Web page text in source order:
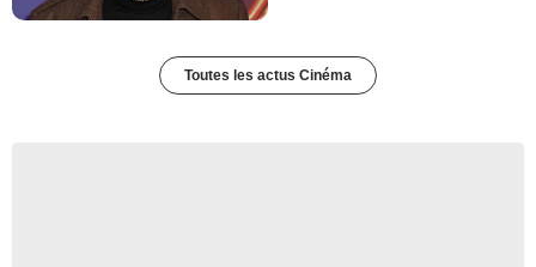
Toutes les actus Cinéma